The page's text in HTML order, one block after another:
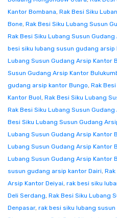
Kantor Bombana, Rak Besi Siku
Bone, Rak Besi Siku Lubang Susun
Rak Besi Siku Lubang Susun
besi siku lubang susun gudang
Lubang Susun Gudang Arsip Kantor
Susun Gudang Arsip Kantor
gudang arsip kantor Bungo, Rak
Kantor Buol, Rak Besi Siku Lubang
Rak Besi Siku Lubang Susun
Besi Siku Lubang Susun Gudang
Lubang Susun Gudang Arsip Kantor
Lubang Susun Gudang Arsip Kantor
Lubang Susun Gudang Arsip Kantor
susun gudang arsip kantor Dairi,
Arsip Kantor Deiyai, rak besi siku
Deli Serdang, Rak Besi Siku Lubang
Denpasar, rak besi siku lubang